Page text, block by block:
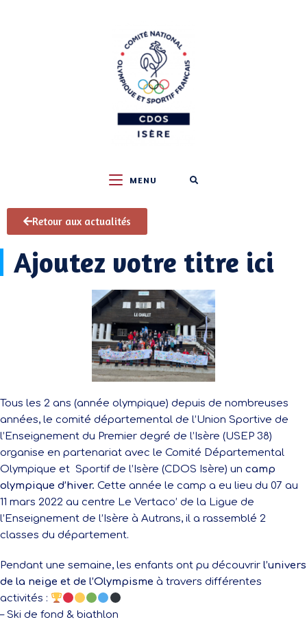
MENU
Retour aux actualités
Ajoutez votre titre ici
Tous les 2 ans (année olympique) depuis de nombreuses
années, le comité départemental de l’Union Sportive de
l’Enseignement du Premier degré de l’Isère (USEP 38)
organise en partenariat avec le Comité Départemental
Olympique et Sportif de l’Isère (CDOS Isère) un camp
olympique d’hiver. Cette année le camp a eu lieu du 07 au
11 mars 2022 au centre Le Vertaco’ de la Ligue de
l’Enseignement de l’Isère à Autrans, il a rassemblé 2
classes du département.
Pendant une semaine, les enfants ont pu découvrir l’univers
de la neige et de l’Olympisme à travers différentes
activités :
– Ski de fond & biathlon